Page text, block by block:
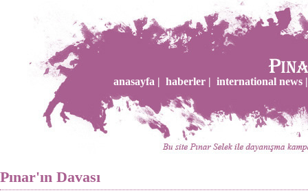
anasayfa | haberler | international news |
Pınar'ın Davası